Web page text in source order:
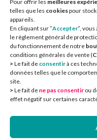
Pour offrir les meilleures
telles que les cookiespour
appareils.
En cliquant sur ”Accepter”,
le règlement général de
du fonctionnement de notre
conditions générales de vente (
> Le fait de consentirà ces
données telles que le
site.
> Le fait de ne pas consentir ou
effet négatif sur certaines